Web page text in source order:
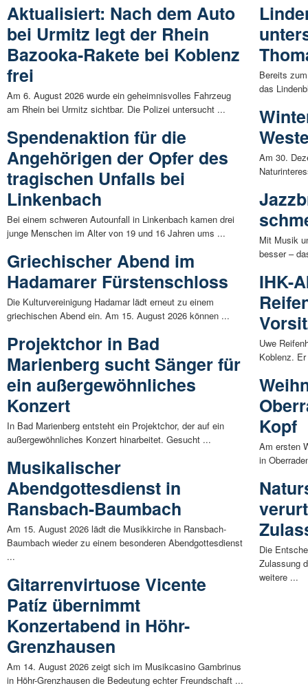
Aktualisiert: Nach dem Auto
bei Urmitz legt der Rhein
Bazooka-Rakete bei Koblenz
frei
Am 6. August 2026 wurde ein geheimnisvolles Fahrzeug
am Rhein bei Urmitz sichtbar. Die Polizei untersucht ...
Spendenaktion für die
Angehörigen der Opfer des
tragischen Unfalls bei
Linkenbach
Bei einem schweren Autounfall in Linkenbach kamen drei
junge Menschen im Alter von 19 und 16 Jahren ums ...
Griechischer Abend im
Hadamarer Fürstenschloss
Die Kulturvereinigung Hadamar lädt erneut zu einem
griechischen Abend ein. Am 15. August 2026 können ...
Projektchor in Bad
Marienberg sucht Sänger für
ein außergewöhnliches
Konzert
In Bad Marienberg entsteht ein Projektchor, der auf ein
außergewöhnliches Konzert hinarbeitet. Gesucht ...
Musikalischer
Abendgottesdienst in
Ransbach-Baumbach
Am 15. August 2026 lädt die Musikkirche in Ransbach-
Baumbach wieder zu einem besonderen Abendgottesdienst
...
Gitarrenvirtuose Vicente
Patíz übernimmt
Konzertabend in Höhr-
Grenzhausen
Am 14. August 2026 zeigt sich im Musikcasino Gambrinus
in Höhr-Grenzhausen die Bedeutung echter Freundschaft ...
Bereits
das
Am 30.
Mit Musik
besser –
IHK-
Uwe
Koblenz.
Kopf
Am ersten
in
Die
Zulassung
weitere ...